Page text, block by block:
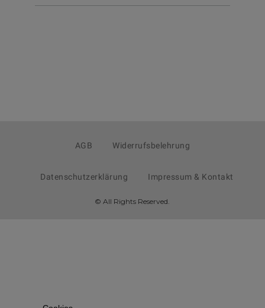
AGB Widerrufsbelehrung
Datenschutzerklärung Impressum & Kontakt
© All Rights Reserved.